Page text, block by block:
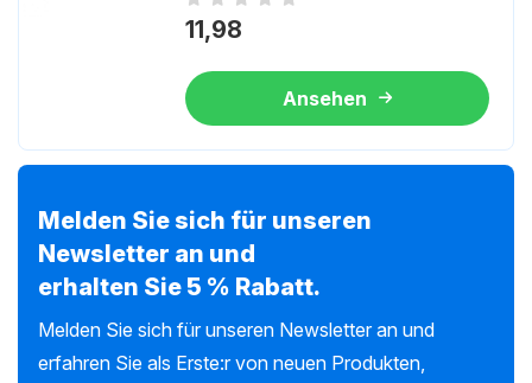
Noch keine Bewertungen
11,98
Ansehen
Melden Sie sich für unseren
Newsletter an und
erhalten Sie 5 % Rabatt.
Melden Sie sich für unseren Newsletter an und
erfahren Sie als Erste:r von neuen Produkten,